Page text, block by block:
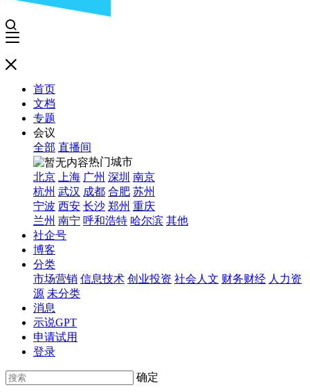
首页
文档
专题
会议
全部 直播间
热门城市
北京
上海 广州 深圳 南京
杭州 武汉 成都 合肥 苏州
宁波 西安 长沙 郑州 重庆
兰州 南宁 呼和浩特 哈尔滨 其他
社企号
博客
分类
市场营销 信息技术 创业投资 社会人文 财务财经 人力资
源 未分类
消息
示说GPT
申请试用
登录
确定